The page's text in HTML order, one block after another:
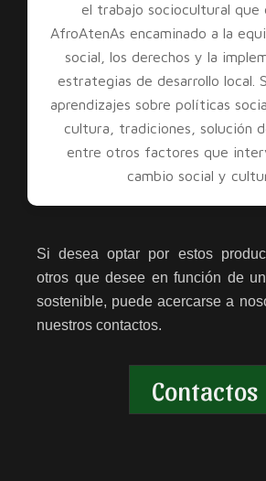
el trabajo sociocultural que
AfroAtenAs encaminado a la
social, los derechos y la
estrategias de desarrollo local.
aprendizajes sobre políticas
cultura, tradiciones, solución
entre otros factores que
cambio social y
Si desea optar por estos
otros que desee en función de
sostenible, puede acercarse a
nuestros contactos.
Contactos